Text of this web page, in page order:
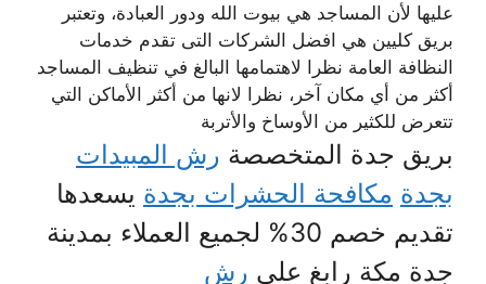
عليها لأن المساجد هي بيوت الله ودور العبادة، وتعتبر
بريق كليين هي افضل الشركات التى تقدم خدمات
النظافة العامة نظرا لاهتمامها البالغ في تنظيف المساجد
أكثر من أي مكان آخر، نظرا لانها من أكثر الأماكن التي
تتعرض للكثير من الأوساخ والأتربة
بريق جدة المتخصصة رش المبيدات
بجدة مكافحة الحشرات بجدة يسعدها
تقديم خصم 30% لجميع العملاء بمدينة
جدة مكة رابغ على رش